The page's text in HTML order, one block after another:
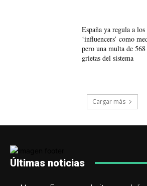
España ya regula a los
‘influencers’ como
pero una multa de
grietas del sistema
Cargar más
Últimas noticias